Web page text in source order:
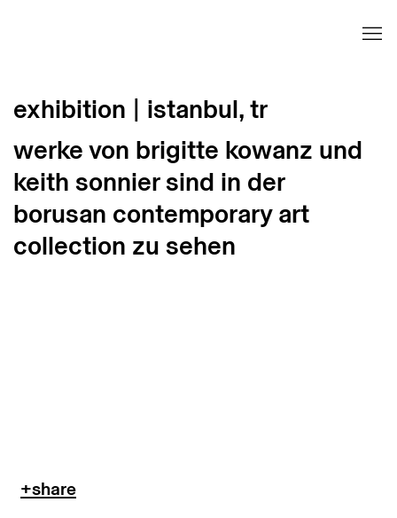
exhibition | istanbul, tr
werke von brigitte kowanz und
keith sonnier sind in der
borusan contemporary art
collection zu sehen